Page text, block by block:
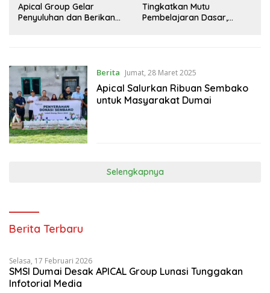
Apical Group Gelar
Penyuluhan dan Berikan
Tingkatkan Mutu
Pembelajaran Dasar,
Berita Jumat, 28 Maret 2025
Apical Salurkan Ribuan Sembako
untuk Masyarakat Dumai
Selengkapnya
Berita Terbaru
Selasa, 17 Februari 2026
SMSI Dumai Desak APICAL Group Lunasi Tunggakan
Infotorial Media